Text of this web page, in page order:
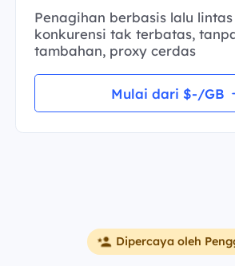
Penagihan berbasis lalu
konkurensi tak terbatas,
tambahan, proxy cerdas
Mulai dari $-/GB
Dipercaya oleh